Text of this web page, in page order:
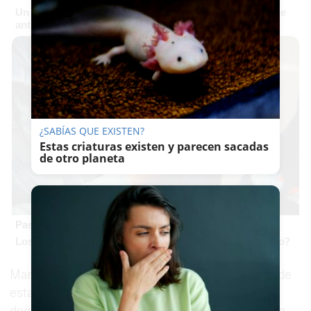
Un verdadero MMORPG de la vieja escuela ¡Cómo los de
antes, pero mejor!
Pasaportes que abren puertas
Los pasaportes más poderosos del mundo, ¿está el tuyo?
Mamen Sánchez ha subrayado “la importancia de
esta actuación que pone en valor una zona
¿SABÍAS QUE EXISTEN?
Estas criaturas existen y parecen sacadas
de otro planeta